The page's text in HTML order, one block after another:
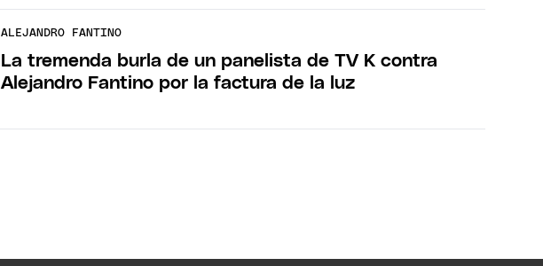
ALEJANDRO FANTINO
La tremenda burla de un panelista de TV K contra
Alejandro Fantino por la factura de la luz